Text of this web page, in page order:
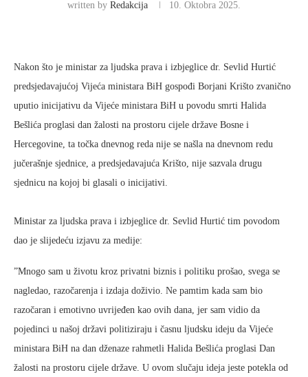
written by Redakcija 10. Oktobra 2025.
Nakon što je ministar za ljudska prava i izbjeglice dr. Sevlid Hurtić
predsjedavajućoj Vijeća ministara BiH gospođi Borjani Krišto zvanično
uputio inicijativu da Vijeće ministara BiH u povodu smrti Halida
Bešlića proglasi dan žalosti na prostoru cijele države Bosne i
Hercegovine, ta točka dnevnog reda nije se našla na dnevnom redu
jučerašnje sjednice, a predsjedavajuća Krišto, nije sazvala drugu
sjednicu na kojoj bi glasali o inicijativi.
Ministar za ljudska prava i izbjeglice dr. Sevlid Hurtić tim povodom
dao je slijedeću izjavu za medije:
”Mnogo sam u životu kroz privatni biznis i politiku prošao, svega se
nagledao, razočarenja i izdaja doživio. Ne pamtim kada sam bio
razočaran i emotivno uvrijeđen kao ovih dana, jer sam vidio da
pojedinci u našoj državi politiziraju i časnu ljudsku ideju da Vijeće
ministara BiH na dan dženaze rahmetli Halida Bešlića proglasi Dan
žalosti na prostoru cijele države. U ovom slučaju ideja jeste potekla od